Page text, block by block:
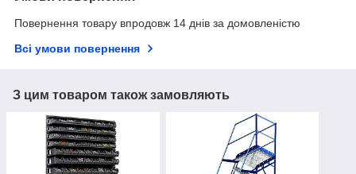
Повернення товару впродовж 14 днів за домовленістю
Всі умови повернення
З цим товаром також замовляють